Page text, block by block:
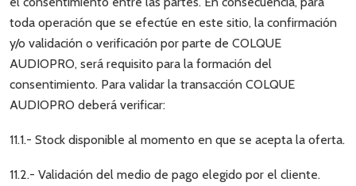
toda operación que se efectúe en este sitio, la confirmación
y/o validación o verificación por parte de COLQUE
AUDIOPRO, será requisito para la formación del
consentimiento. Para validar la transacción COLQUE
AUDIOPRO deberá verificar:
11.1.- Stock disponible al momento en que se acepta la oferta.
11.2.- Validación del medio de pago elegido por el cliente.